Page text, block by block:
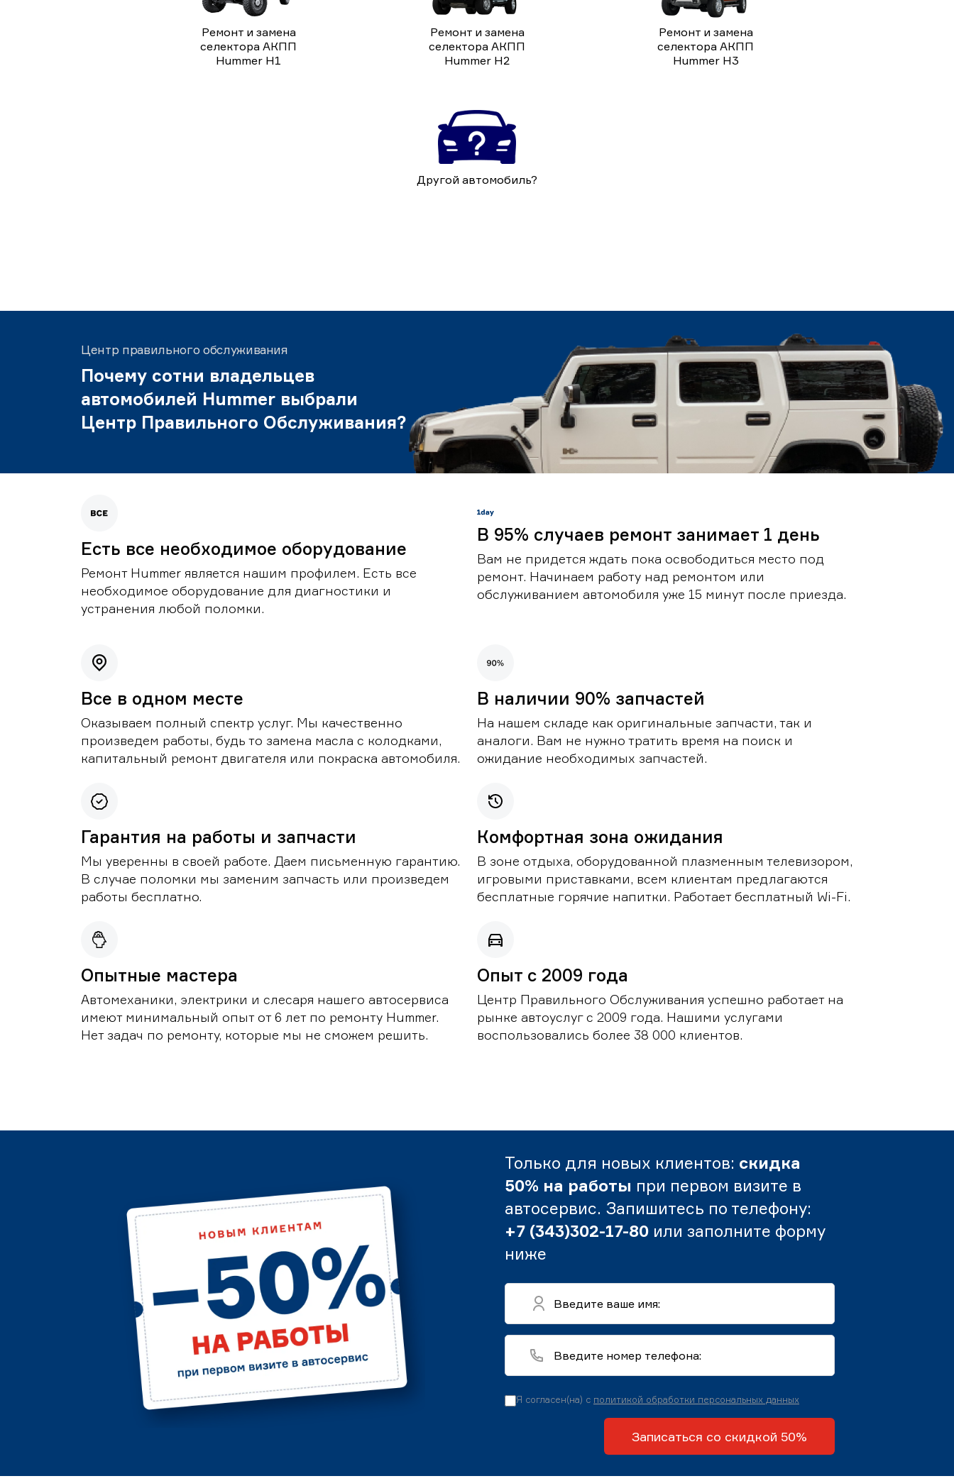
Ремонт и замена
селектора АКПП
Hummer H1
Ремонт и замена
селектора АКПП
Hummer H2
Ремонт и замена
селектора АКПП
Hummer H3
Другой автомобиль?
Центр правильного обслуживания
Почему сотни владельцев
автомобилей Hummer выбрали
Центр Правильного Обслуживания?
Есть все необходимое оборудование
Ремонт Hummer является нашим профилем. Есть все
необходимое оборудование для диагностики и
устранения любой поломки.
В 95% случаев ремонт занимает 1 день
Вам не придется ждать пока освободиться место под
ремонт. Начинаем работу над ремонтом или
обслуживанием автомобиля уже 15 минут после приезда.
Все в одном месте
Оказываем полный спектр услуг. Мы качественно
произведем работы, будь то замена масла с колодками,
капитальный ремонт двигателя или покраска автомобиля.
В наличии 90% запчастей
На нашем складе как оригинальные запчасти, так и
аналоги. Вам не нужно тратить время на поиск и
ожидание необходимых запчастей.
Гарантия на работы и запчасти
Мы уверенны в своей работе. Даем письменную гарантию.
В случае поломки мы заменим запчасть или произведем
работы бесплатно.
Комфортная зона ожидания
В зоне отдыха, оборудованной плазменным телевизором,
игровыми приставками, всем клиентам предлагаются
бесплатные горячие напитки. Работает бесплатный Wi-Fi.
Опытные мастера
Автомеханики, электрики и слесаря нашего автосервиса
имеют минимальный опыт от 6 лет по ремонту Hummer.
Нет задач по ремонту, которые мы не сможем решить.
Опыт с 2009 года
Центр Правильного Обслуживания успешно работает на
рынке автоуслуг с 2009 года. Нашими услугами
воспользовались более 38 000 клиентов.
Только для новых клиентов: скидка
50% на работы при первом визите в
автосервис. Запишитесь по телефону:
+7 (343)302-17-80 или заполните форму
ниже
Я согласен(на) с политикой обработки персональных данных
Записаться со скидкой 50%